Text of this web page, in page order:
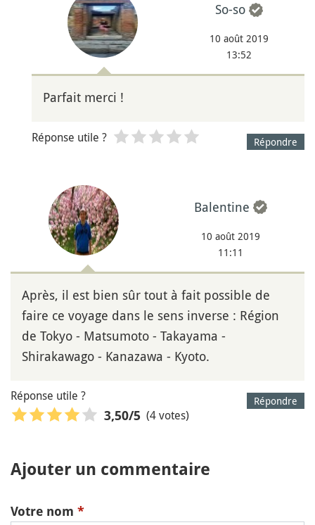
So-so
10 août 2019
13:52
Parfait merci !
Répondre
Réponse utile ?
Balentine
10 août 2019
11:11
Après, il est bien sûr tout à fait possible de
faire ce voyage dans le sens inverse : Région
de Tokyo - Matsumoto - Takayama -
Shirakawago - Kanazawa - Kyoto.
Répondre
Réponse utile ?
3,50/5 (4 votes)
Ajouter un commentaire
Votre nom *